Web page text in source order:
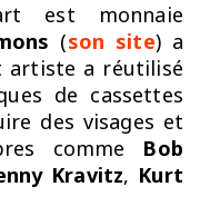
est monnaie
(son site) a
artiste a réutilisé
de cassettes
des visages et
comme Bob
Kravitz, Kurt